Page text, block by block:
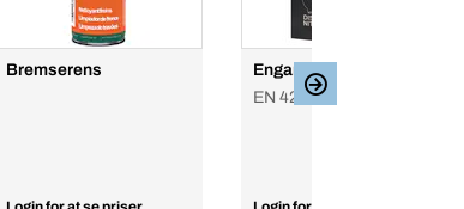
Bremserens
Engangshandsker nitril
EN 420, EN 374, Sort